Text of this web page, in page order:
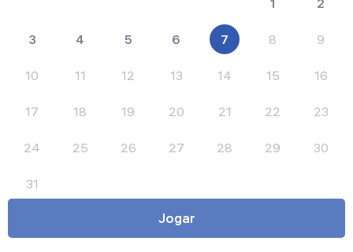
3 4 5 6 7 8 9
10 11 12 13 14 15 16
17 18 19 20 21 22 23
24 25 26 27 28 29 30
31
Jogar